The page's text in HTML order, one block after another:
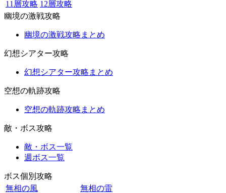
11層攻略 12層攻略
幽境の激戦攻略
幽境の激戦攻略まとめ
幻想シアター攻略
幻想シアター攻略まとめ
空想の軌跡攻略
空想の軌跡攻略まとめ
敵・ボス攻略
敵・ボス一覧
週ボス一覧
ボス個別攻略
無相の風
無相の雷